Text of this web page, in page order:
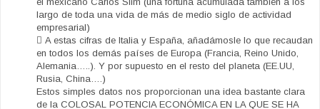
largo de toda una vida de más de medio siglo de actividad
empresarial)
 A estas cifras de Italia y España, añadámosle lo que recaudan
en todos los demás países de Europa (Francia, Reino Unido,
Alemania…..). Y por supuesto en el resto del planeta (EE.UU,
Rusia, China….)
Estos simples datos nos proporcionan una idea bastante clara
de la COLOSAL POTENCIA ECONÓMICA EN LA QUE SE HA